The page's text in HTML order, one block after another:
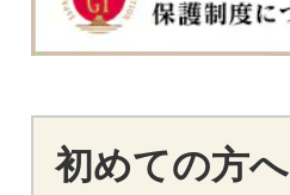
初めての方へ